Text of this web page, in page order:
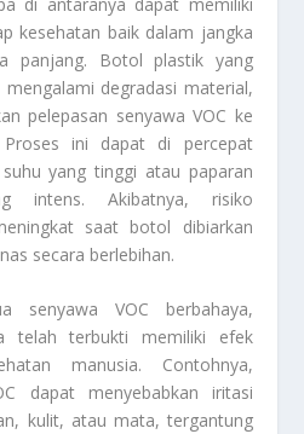
kesehatan baik dalam jangka
panjang. Botol plastik yang
degradasi material,
pelepasan senyawa VOC ke
Proses ini dapat di percepat
yang tinggi atau paparan
intens. Akibatnya, risiko
saat botol dibiarkan
secara berlebihan.
senyawa VOC berbahaya,
telah terbukti memiliki efek
manusia. Contohnya,
dapat menyebabkan iritasi
kulit, atau mata, tergantung